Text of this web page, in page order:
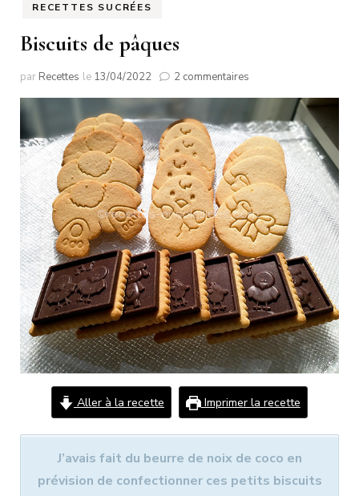
RECETTES SUCRÉES
Biscuits de pâques
par Recettes le 13/04/2022 2 commentaires
pâques
Aller à la recette Imprimer la recette
J’avais fait du beurre de noix de coco en
prévision de confectionner ces petits biscuits